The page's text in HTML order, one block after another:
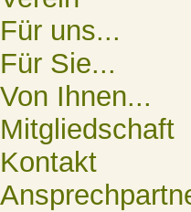
Für uns...
Für Sie...
Von Ihnen...
Mitgliedschaft
Kontakt